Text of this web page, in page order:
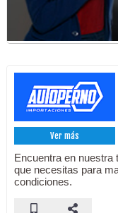
Ver más
Encuentra en nuestra
que necesitas para
condiciones.